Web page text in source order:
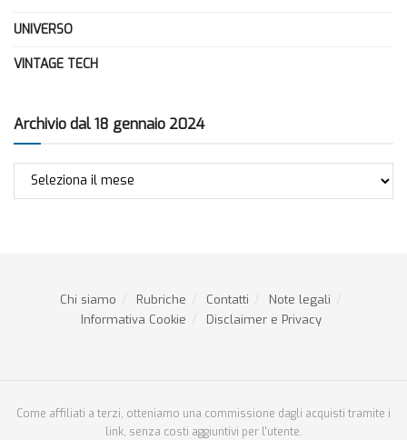
UNIVERSO
VINTAGE TECH
Archivio dal 18 gennaio 2024
Archivio
Chi siamo Rubriche Contatti
Note legali
Informativa Cookie
Disclaimer e Privacy
Come affiliati a terzi, otteniamo una commissione dagli acquisti tramite i
link, senza costi aggiuntivi per l'utente.